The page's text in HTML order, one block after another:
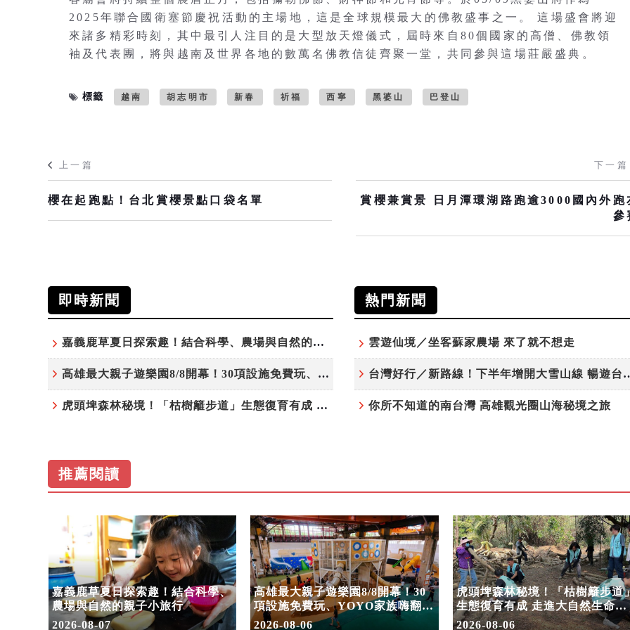
2025年聯合國衛塞節慶祝活動的主場地，這是全球規模最大的佛教盛事之一。 這場盛會將迎
來諸多精彩時刻，其中最引人注目的是大型放天燈儀式，屆時來自80個國家的高僧、佛教領
袖及代表團，將與越南及世界各地的數萬名佛教信徒齊聚一堂，共同參與這場莊嚴盛典。
標籤 越南 胡志明市 新春 祈福 西寧 黑婆山 巴登山
上一篇
櫻在起跑點！台北賞櫻景點口袋名單
下一篇
賞櫻兼賞景 日月潭環湖路跑逾3000國內外跑
參
即時新聞
嘉義鹿草夏日探索趣！結合科學、農場與自然的親子小旅行
高雄最大親子遊樂園8/8開幕！30項設施免費玩、YOYO家族嗨翻暑假
虎頭埤森林秘境！「枯樹籬步道」生態復育有成 走進大自然生命教室
熱門新聞
雲遊仙境／坐客蘇家農場 來了就不想走
台灣好行／新路線！下
你所不知道的南台灣 高雄觀光圈山海秘境之旅
推薦閱讀
嘉義鹿草夏日探索趣！結合科學、
農場與自然的親子小旅行
2026-08-07
高雄最大親子遊樂園8/8開幕！30
項設施免費玩、YOYO家族嗨翻暑
假
2026-08-06
虎頭埤森林秘境！「枯樹籬步道
生態復育有成 走進大自然生命教
室
2026-08-06